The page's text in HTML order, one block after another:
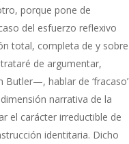
porque pone de
del esfuerzo reflexivo
total, completa de y sobre
de argumentar,
Butler—, hablar de ‘fracaso’
narrativa de la
el carácter irreductible de
identitaria. Dicho